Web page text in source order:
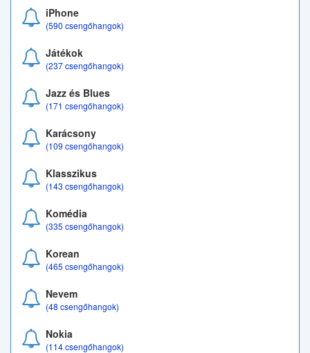
iPhone
(590 csengőhangok)
Játékok
(237 csengőhangok)
Jazz és Blues
(171 csengőhangok)
Karácsony
(109 csengőhangok)
Klasszikus
(143 csengőhangok)
Komédia
(335 csengőhangok)
Korean
(465 csengőhangok)
Nevem
(48 csengőhangok)
Nokia
(114 csengőhangok)